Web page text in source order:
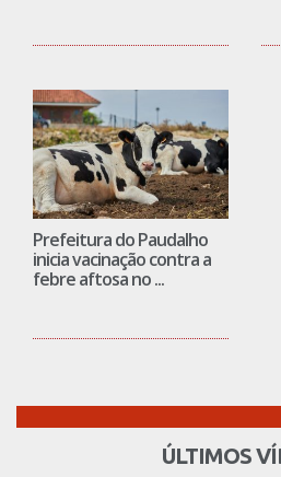
Prefeitura do Paudalho
inicia vacinação contra a
febre aftosa no ...
ÚLTIMOS